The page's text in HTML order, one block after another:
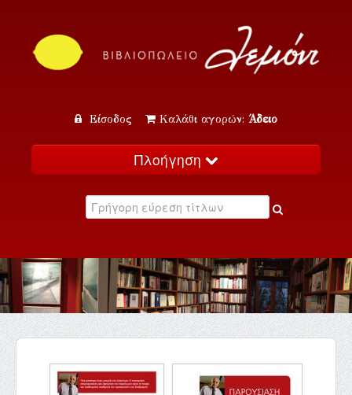
Είσοδος Καλάθι αγορών: Άδειο
Πλοήγηση
Κατάλογος
Εκδηλώσεις
Επικοινωνία